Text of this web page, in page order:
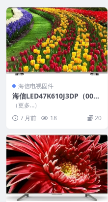
海信电视固件
海信LED47K610J3DP（000
0）BOM1_C007_20161123_
U盘刷机固件
（更多…）
7 月前
18 20